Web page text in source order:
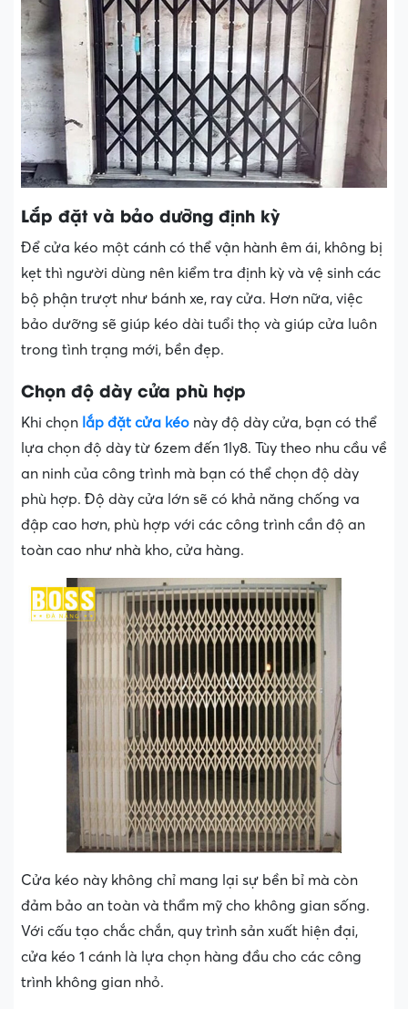
Lắp đặt và bảo dưỡng định kỳ
Để cửa kéo một cánh có thể vận hành êm ái, không bị
kẹt thì người dùng nên kiểm tra định kỳ và vệ sinh các
bộ phận trượt như bánh xe, ray cửa. Hơn nữa, việc
bảo dưỡng sẽ giúp kéo dài tuổi thọ và giúp cửa luôn
trong tình trạng mới, bền đẹp.
Chọn độ dày cửa phù hợp
Khi chọn lắp đặt cửa kéo này độ dày cửa, bạn có thể
lựa chọn độ dày từ 6zem đến 1ly8. Tùy theo nhu cầu về
an ninh của công trình mà bạn có thể chọn độ dày
phù hợp. Độ dày cửa lớn sẽ có khả năng chống va
đập cao hơn, phù hợp với các công trình cần độ an
toàn cao như nhà kho, cửa hàng.
Cửa kéo này không chỉ mang lại sự bền bỉ mà còn
đảm bảo an toàn và thẩm mỹ cho không gian sống.
Với cấu tạo chắc chắn, quy trình sản xuất hiện đại,
cửa kéo 1 cánh là lựa chọn hàng đầu cho các công
trình không gian nhỏ.